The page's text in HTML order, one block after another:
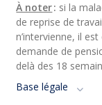
À noter: si la
de reprise de
n’intervienne, il
demande de
delà des 18
Base légale